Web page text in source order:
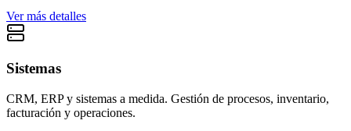
Ver más detalles
Sistemas
CRM, ERP y sistemas a medida. Gestión de procesos, inventario,
facturación y operaciones.